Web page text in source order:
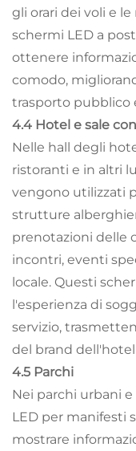
gli orari dei voli e
schermi LED a
ottenere
comodo,
trasporto pubblico
4.4 Hotel e sale
Nelle hall degli
ristoranti e in altri
vengono utilizzati
strutture
prenotazioni delle
incontri, eventi
locale. Questi
l'esperienza di
servizio,
del brand
4.5 Parchi
Nei parchi urbani
LED per manifesti
mostrare